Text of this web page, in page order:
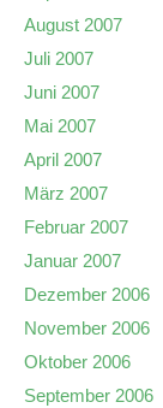
August 2007
Juli 2007
Juni 2007
Mai 2007
April 2007
März 2007
Februar 2007
Januar 2007
Dezember 2006
November 2006
Oktober 2006
September 2006